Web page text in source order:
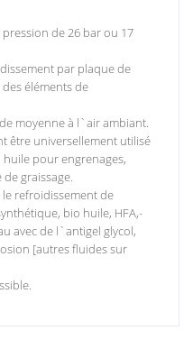
de 26 bar ou 17
par plaque de
éléments de
moyenne à l`air ambiant.
être universellement utilisé
pour engrenages,
graissage.
refroidissement de
bio huile, HFA,-
avec de l`antigel glycol,
[autres fluides sur